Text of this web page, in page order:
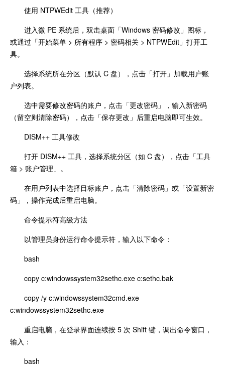
使用 NTPWEdit 工具（推荐）
进入微 PE 系统后，双击桌面「Windows 密码修改」图标，
或通过「开始菜单 > 所有程序 > 密码相关 > NTPWEdit」打开工
具。
选择系统所在分区（默认 C 盘），点击「打开」加载用户账
户列表。
选中需要修改密码的账户，点击「更改密码」，输入新密码
（留空则清除密码），点击「保存更改」后重启电脑即可生效。
DISM++ 工具修改
打开 DISM++ 工具，选择系统分区（如 C 盘），点击「工具
箱 > 账户管理」。
在用户列表中选择目标账户，点击「清除密码」或「设置新密
码」，操作完成后重启电脑。
命令提示符高级方法
以管理员身份运行命令提示符，输入以下命令：
bash
copy c:windowssystem32sethc.exe c:sethc.bak
copy /y c:windowssystem32cmd.exe
c:windowssystem32sethc.exe
重启电脑，在登录界面连续按 5 次 Shift 键，调出命令窗口，
输入：
bash